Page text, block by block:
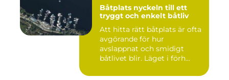
Båtplats nyckeln till ett
tryggt och enkelt båtliv
Att hitta rätt båtplats är ofta
avgörande för hur
avslappnat och smidigt
båtlivet blir. Läget i förh...